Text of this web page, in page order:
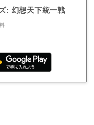
: 幻想天下統一戦